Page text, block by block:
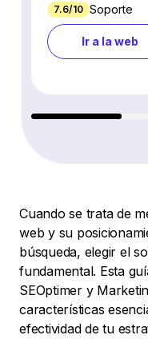
7.6/10 Soporte
Ir a la web
Cuando se trata de
web y su
búsqueda, elegir el
fundamental. Esta
SEOptimer y
características
efectividad de tu